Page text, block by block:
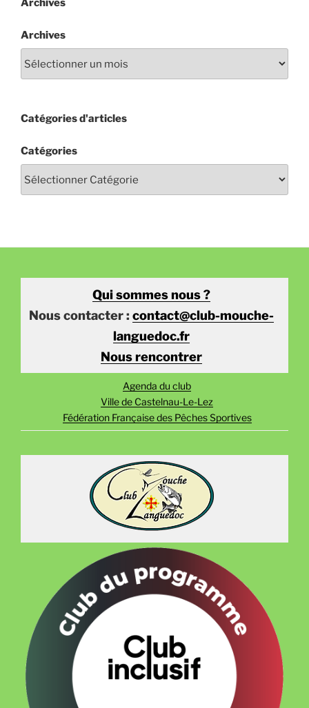
Archives
Archives
Catégories d'articles
Catégories
Qui sommes nous ?
Nous contacter : contact@club-mouche-
languedoc.fr
Nous rencontrer
Agenda du club
Ville de Castelnau-Le-Lez
Fédération Française des Pêches Sportives